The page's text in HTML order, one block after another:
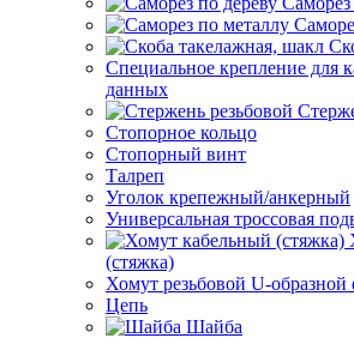
Специальное крепление для
данных
Стопорное кольцо
Стопорный винт
Талреп
Уголок крепежный/анкерный
Универсальная троссовая
(стяжка)
Хомут резьбовой U-
Цепь
Шайба